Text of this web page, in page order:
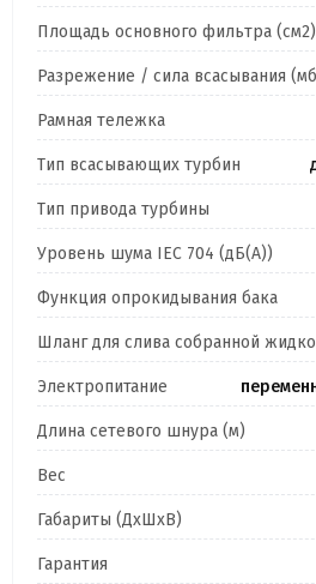
Площадь основного фильтра (см2)
Разрежение / сила всасывания
Рамная тележка
Тип всасывающих турбин
Тип привода турбины
Уровень шума IEC 704 (дБ(А))
Функция опрокидывания бака
Шланг для слива собранной
Электропитание
Длина сетевого шнура (м)
Вес
Габариты (ДхШхВ)
Гарантия